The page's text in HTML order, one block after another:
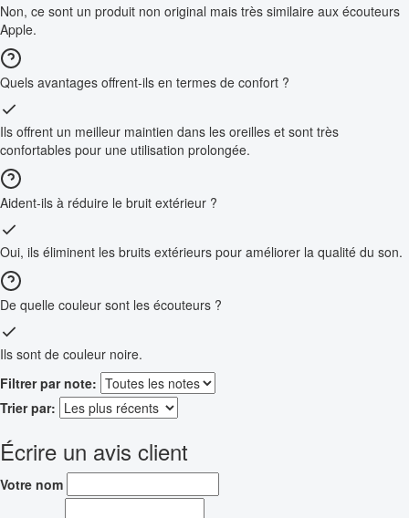
Non, ce sont un produit non original mais très similaire aux écouteurs
Apple.
Quels avantages offrent-ils en termes de confort ?
Ils offrent un meilleur maintien dans les oreilles et sont très
confortables pour une utilisation prolongée.
Aident-ils à réduire le bruit extérieur ?
Oui, ils éliminent les bruits extérieurs pour améliorer la qualité du son.
De quelle couleur sont les écouteurs ?
Ils sont de couleur noire.
Filtrer par note:
Trier par:
Écrire un avis client
Votre nom